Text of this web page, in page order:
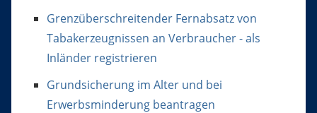
Grenzüberschreitender Fernabsatz von
Tabakerzeugnissen an Verbraucher - als
Inländer registrieren
Grundsicherung im Alter und bei
Erwerbsminderung beantragen